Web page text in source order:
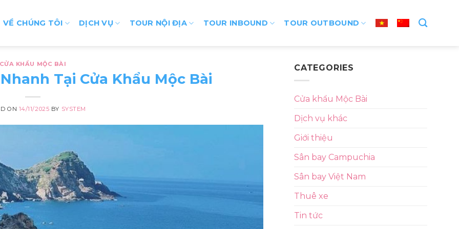
VỀ CHÚNG TÔI DỊCH VỤ TOUR NỘI ĐỊA TOUR INBOUND TOUR OUTBOUND
CỬA KHẨU MỘC BÀI
Tại Cửa Khẩu Mộc Bài
ON 14/11/2025 BY SYSTEM
CATEGORIES
Cửa khẩu Mộc Bài
Dịch vụ khác
Giới thiệu
Sân bay Campuchia
Sân bay Việt Nam
Thuê xe
Tin tức